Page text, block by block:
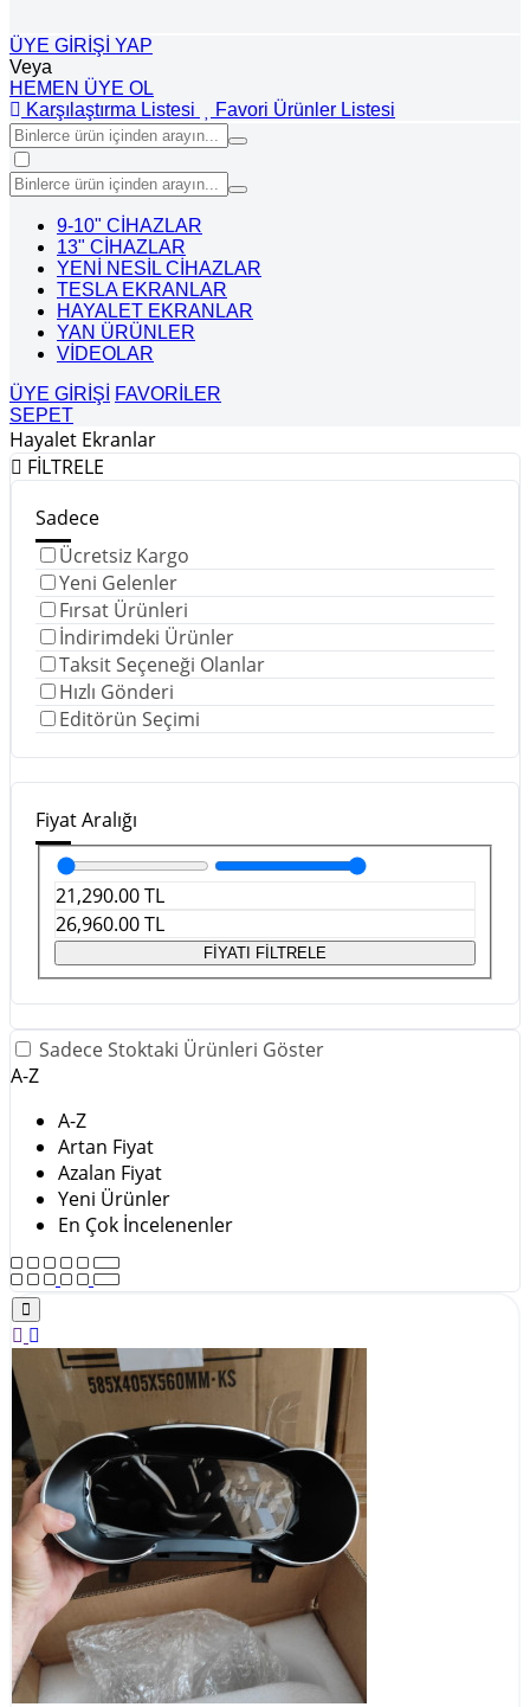
ÜYE GİRİŞİ YAP
Veya
HEMEN ÜYE OL
Karşılaştırma Listesi
Favori Ürünler Listesi
9-10" CİHAZLAR
13" CİHAZLAR
YENİ NESİL CİHAZLAR
TESLA EKRANLAR
HAYALET EKRANLAR
YAN ÜRÜNLER
VİDEOLAR
ÜYE GİRİŞİ
FAVORİLER
SEPET
Hayalet Ekranlar
FİLTRELE
Sadece
Ücretsiz Kargo
Yeni Gelenler
Fırsat Ürünleri
İndirimdeki Ürünler
Taksit Seçeneği Olanlar
Hızlı Gönderi
Editörün Seçimi
Fiyat Aralığı
21,290.00TL
26,960.00TL
FİYATI FİLTRELE
Sadece Stoktaki Ürünleri Göster
A-Z
A-Z
Artan Fiyat
Azalan Fiyat
Yeni Ürünler
En Çok İncelenenler